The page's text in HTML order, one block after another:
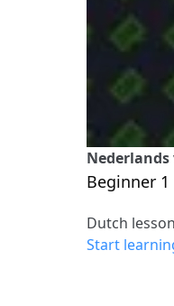
Beginner 1
Dutch
Start